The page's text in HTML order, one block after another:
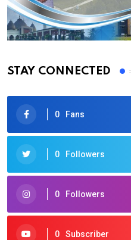
STAY CONNECTED
0 Fans
0 Followers
0 Followers
0 Subscriber